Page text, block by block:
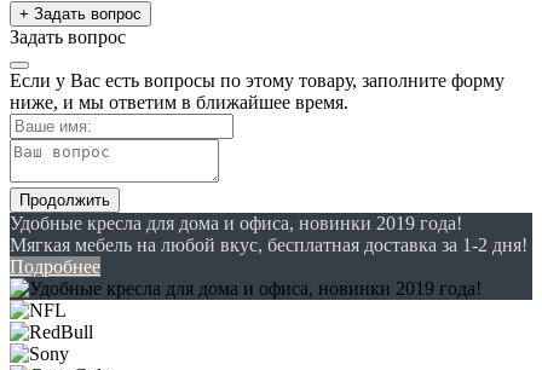
+ Задать вопрос
Задать вопрос
Если у Вас есть вопросы по этому товару, заполните форму
ниже, и мы ответим в ближайшее время.
Продолжить
Удобные кресла для дома и офиса, новинки 2019 года!
Мягкая мебель на любой вкус, бесплатная доставка за 1-2 дня!
Подробнее